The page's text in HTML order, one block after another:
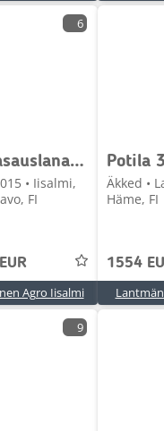
6
MPH-tasauslana 5.3m
• Iisalmi,
FI
Agro Iisalmi
Potila
Äkked •
Häme, FI
1554
9